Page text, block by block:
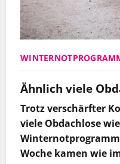
Ähnlich viele
Trotz verschärfter
viele Obdachlose
Woche kamen wie